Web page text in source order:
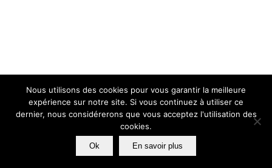
Nous utilisons des cookies pour vous garantir la meilleure
expérience sur notre site. Si vous continuez à utiliser ce
dernier, nous considérerons que vous acceptez l'utilisation des
cookies.
Ok En savoir plus